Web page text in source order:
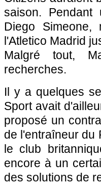
saison.
Diego
l'Atletico Madrid
Malgré tout,
recherches.
Il y a quelques
Sport avait
proposé un
de l'entraîneur du
le club
encore à un
des solutions de